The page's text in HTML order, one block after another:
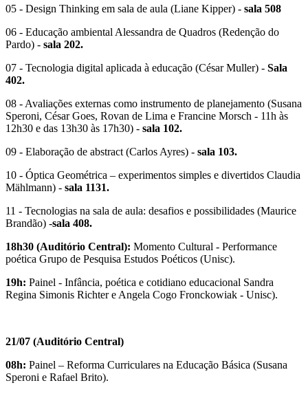
05 - Design Thinking em sala de aula (Liane Kipper) - sala 508
06 - Educação ambiental Alessandra de Quadros (Redenção do
Pardo) - sala 202.
07 - Tecnologia digital aplicada à educação (César Muller) - Sala
402.
08 - Avaliações externas como instrumento de planejamento (Susana
Speroni, César Goes, Rovan de Lima e Francine Morsch - 11h às
12h30 e das 13h30 às 17h30) - sala 102.
09 - Elaboração de abstract (Carlos Ayres) - sala 103.
10 - Óptica Geométrica – experimentos simples e divertidos Claudia
Mählmann) - sala 1131.
11 - Tecnologias na sala de aula: desafios e possibilidades (Maurice
Brandão) -sala 408.
18h30 (Auditório Central): Momento Cultural - Performance
poética Grupo de Pesquisa Estudos Poéticos (Unisc).
19h: Painel - Infância, poética e cotidiano educacional Sandra
Regina Simonis Richter e Angela Cogo Fronckowiak - Unisc).
21/07 (Auditório Central)
08h: Painel – Reforma Curriculares na Educação Básica (Susana
Speroni e Rafael Brito).